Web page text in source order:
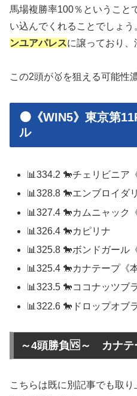
馬場複勝率100％ということ
い込んでくれることでしょ
ンユアパレスに譲っており、
この2頭が🥇を狙える可能性
🟠《WIN5》東京第
ル
📊334.2 🐎チェリビニア
📊328.8 🐎エンブロイダ
📊327.4 🐎カムニャック
📊326.4 🐎カピリナ
📊325.8 🐎ボンドガール
📊325.4 🐎カナテープ《
📊323.5 🐎ココナッツブ
📊322.6 🐎ドロップオブ
～4頭勝負🆚～ カナテ
こちらは既に別記事でも取